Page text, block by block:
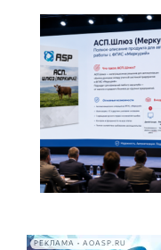
РЕКЛАМА • AOASP.RU